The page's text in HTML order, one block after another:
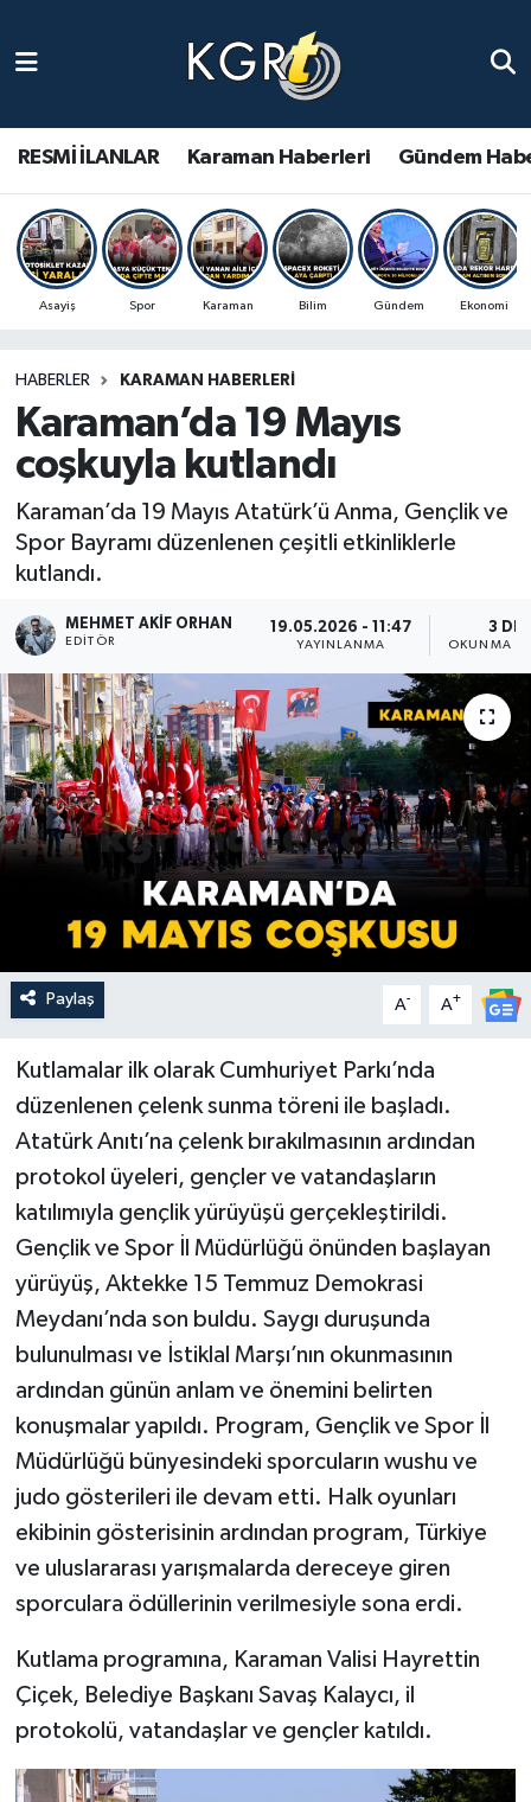
RESMİ İLANLAR Karaman Haberleri Gündem
Asayiş Spor Karaman Bilim Gündem Ekonomi
HABERLER KARAMAN HABERLERI
Karaman’da 19 Mayıs
coşkuyla kutlandı
Karaman’da 19 Mayıs Atatürk’ü Anma, Gençlik ve
Spor Bayramı düzenlenen çeşitli etkinliklerle
kutlandı.
MEHMET AKIF ORHAN
EDITÖR
19.05.2026 - 11:47
YAYINLANMA
3 DK
OKUNMA
Paylaş A- A+
Kutlamalar ilk olarak Cumhuriyet Parkı’nda
düzenlenen çelenk sunma töreni ile başladı.
Atatürk Anıtı’na çelenk bırakılmasının ardından
protokol üyeleri, gençler ve vatandaşların
katılımıyla gençlik yürüyüşü gerçekleştirildi.
Gençlik ve Spor İl Müdürlüğü önünden başlayan
yürüyüş, Aktekke 15 Temmuz Demokrasi
Meydanı’nda son buldu. Saygı duruşunda
bulunulması ve İstiklal Marşı’nın okunmasının
ardından günün anlam ve önemini belirten
konuşmalar yapıldı. Program, Gençlik ve Spor İl
Müdürlüğü bünyesindeki sporcuların wushu ve
judo gösterileri ile devam etti. Halk oyunları
ekibinin gösterisinin ardından program, Türkiye
ve uluslararası yarışmalarda dereceye giren
sporculara ödüllerinin verilmesiyle sona erdi.
Kutlama programına, Karaman Valisi Hayrettin
Çiçek, Belediye Başkanı Savaş Kalaycı, il
protokolü, vatandaşlar ve gençler katıldı.
Gündem Haberleri
Güncel Haberler
Spor Haberleri
Ulusal Haberler
Vefat Edenler